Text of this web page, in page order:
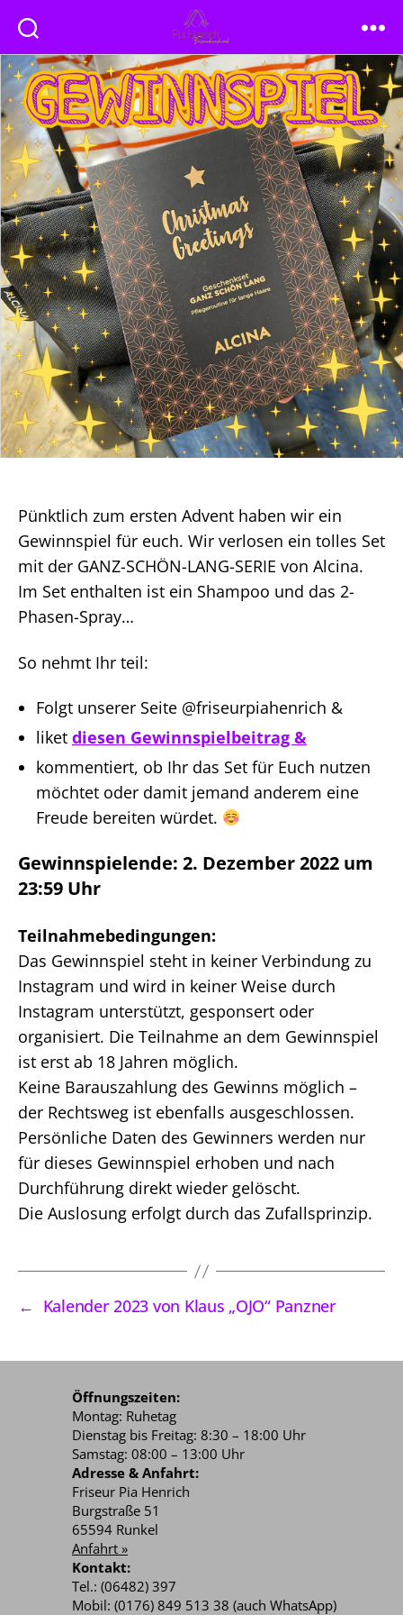
Friseur
Pia
Henrich
Pünktlich zum ersten Advent haben wir ein
Gewinnspiel für euch. Wir verlosen ein tolles Set
mit der GANZ-SCHÖN-LANG-SERIE von Alcina.
Im Set enthalten ist ein Shampoo und das 2-
Phasen-Spray…
So nehmt Ihr teil:
Folgt unserer Seite @friseurpiahenrich &
liket diesen Gewinnspielbeitrag &
kommentiert, ob Ihr das Set für Euch nutzen
möchtet oder damit jemand anderem eine
Freude bereiten würdet.
Gewinnspielende: 2. Dezember 2022 um
23:59 Uhr
Teilnahmebedingungen:
Das Gewinnspiel steht in keiner Verbindung zu
Instagram und wird in keiner Weise durch
Instagram unterstützt, gesponsert oder
organisiert. Die Teilnahme an dem Gewinnspiel
ist erst ab 18 Jahren möglich.
Keine Barauszahlung des Gewinns möglich –
der Rechtsweg ist ebenfalls ausgeschlossen.
Persönliche Daten des Gewinners werden nur
für dieses Gewinnspiel erhoben und nach
Durchführung direkt wieder gelöscht.
Die Auslosung erfolgt durch das Zufallsprinzip.
← Kalender 2023 von Klaus „OJO“ Panzner
Öffnungszeiten:
Montag: Ruhetag
Dienstag bis Freitag: 8:30 – 18:00 Uhr
Samstag: 08:00 – 13:00 Uhr
Adresse & Anfahrt:
Friseur Pia Henrich
Burgstraße 51
65594 Runkel
Anfahrt »
Kontakt:
Tel.: (06482) 397
Mobil: (0176) 849 513 38 (auch WhatsApp)